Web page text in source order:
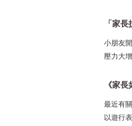
小朋友
壓力大
最近有
以遊行